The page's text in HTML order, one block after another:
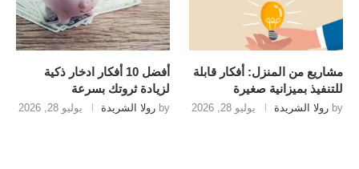
مشاريع من المنزل: أفكار قابلة
للتنفيذ بميزانية صغيرة
by رولا الشريدة يوليو 28, 2026
أفضل 10 أفكار ادخار ذكية
لزيادة ثروتك بسرعة
by رولا الشريدة يوليو 28, 2026